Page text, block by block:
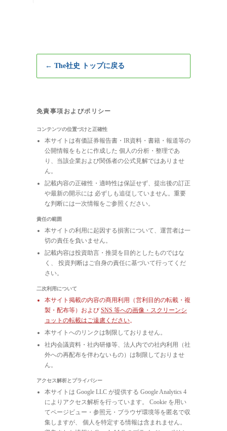
← The社史 トップに戻る
免責事項およびポリシー
コンテンツの位置づけと正確性
本サイトは有価証券報告書・IR資料・書籍・報道等の
公開情報をもとに作成した 個人の分析・整理であ
り、当該企業および関係者の公式見解ではありませ
ん。
記載内容の正確性・適時性は保証せず、提出後の訂正
や最新の開示には 必ずしも追従していません。重要
な判断には一次情報をご参照ください。
責任の範囲
本サイトの利用に起因する損害について、運営者は一
切の責任を負いません。
記載内容は投資助言・推奨を目的としたものではな
く、 投資判断はご自身の責任に基づいて行ってくだ
さい。
二次利用について
本サイト掲載の内容の商用利用（営利目的の転載・複
製・配布等）および SNS 等への画像・スクリーンシ
ョットの転載はご遠慮ください。
本サイトへのリンクは制限しておりません。
社内会議資料・社内研修等、法人内での社内利用（社
外への再配布を伴わないもの）は制限しておりませ
ん。
アクセス解析とプライバシー
本サイトは Google LLC が提供する Google Analytics 4
によりアクセス解析を行っています。 Cookie を用い
てページビュー・参照元・ブラウザ環境等を匿名で収
集しますが、 個人を特定する情報は含まれません。